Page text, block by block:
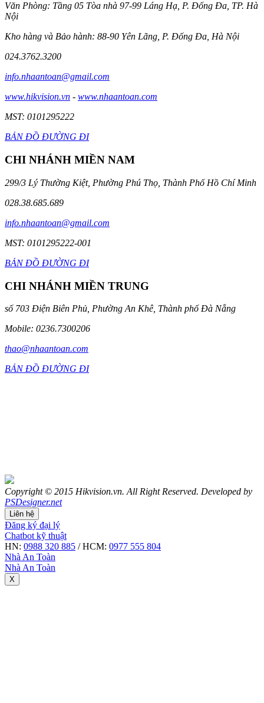
Văn Phòng: Tầng 05 Tòa nhà 97-99 Láng Hạ, P. Đống Đa, TP. Hà
Nội
Kho hàng và Bảo hành: 88-90 Yên Lãng, P. Đống Đa, Hà Nội
024.3762.3200
info.nhaantoan@gmail.com
www.hikvision.vn - www.nhaantoan.com
MST: 0101295222
BẢN ĐỒ ĐƯỜNG ĐI
CHI NHÁNH MIỀN NAM
299/3 Lý Thường Kiệt, Phường Phú Thọ, Thành Phố Hồ Chí Minh
028.38.685.689
info.nhaantoan@gmail.com
MST: 0101295222-001
BẢN ĐỒ ĐƯỜNG ĐI
CHI NHÁNH MIỀN TRUNG
số 703 Điện Biên Phủ, Phường An Khê, Thành phố Đà Nẵng
Mobile: 0236.7300206
thao@nhaantoan.com
BẢN ĐỒ ĐƯỜNG ĐI
Copyright © 2015 Hikvision.vn. All Right Reserved. Developed by
PSDesigner.net
Liên hệ
Đăng ký đại lý
Chatbot kỹ thuật
HN: 0988 320 885 / HCM: 0977 555 804
Nhà An Toàn
Nhà An Toàn
X